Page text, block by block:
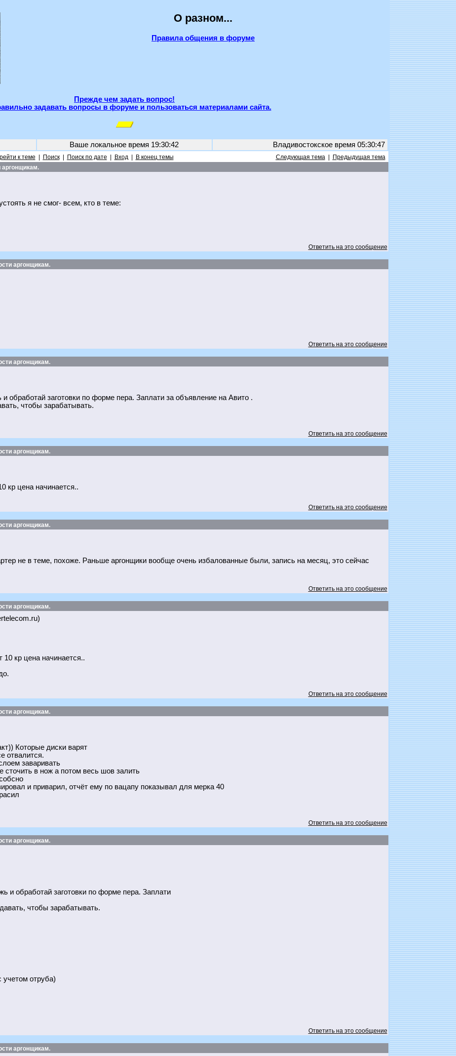
О разном...
Правила общения в форуме
Прежде чем задать вопрос!
задавать вопросы в форуме и пользоваться материалами сайта.
Ваше локальное время 19:30:42 Владивостокское время 05:30:47
к теме Поиск| Поиск по дате Вход| В конец темы Следующая тема|
Предыдущая тема
аргонщикам.
я не смог- всем, кто в теме:
Ответить на это сообщение
аргонщикам.
Ответить на это сообщение
аргонщикам.
заготовки по форме пера. Заплати за объявление на Авито .
чтобы зарабатывать.
Ответить на это сообщение
аргонщикам.
кр цена начинается..
Ответить на это сообщение
аргонщикам.
не в теме, похоже. Раньше аргонщики вообще очень избалованные были, запись на месяц, это сейчас
Ответить на это сообщение
аргонщикам.
кр цена начинается..
Ответить на это сообщение
аргонщикам.
Которые диски варят
отвалится.
заваривать
в нож а потом весь шов залить
и приварил, отчёт ему по вацапу показывал для мерка 40
Ответить на это сообщение
аргонщикам.
и обработай заготовки по форме пера. Заплати
чтобы зарабатывать.
учетом отруба)
Ответить на это сообщение
аргонщикам.